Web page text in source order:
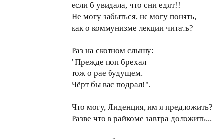
если б увидала, что они едят!!
Не могу забыться, не могу понять,
как о коммунизме лекции читать?
Раз на скотном слышу:
"Прежде поп брехал
тож о рае будущем.
Чёрт бы вас подрал!".
Что могу, Лиденция, им я предложить?
Разве что в райкоме завтра доложить...